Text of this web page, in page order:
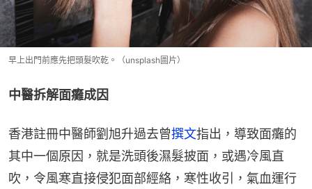
早上出門前應先把頭髮吹乾。（unsplash圖片）
中醫拆解面癱成因
香港註冊中醫師劉旭升過去曾撰文指出，導致面癱的
其中一個原因，就是洗頭後濕髮披面，或遇冷風直
吹，令風寒直接侵犯面部經絡，寒性收引，氣血運行